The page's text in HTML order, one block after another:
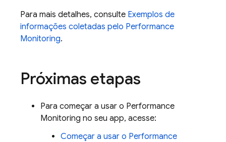
Para mais detalhes, consulte Exemplos de
informações coletadas pelo Performance
Monitoring.
Próximas etapas
Para começar a usar o Performance
Monitoring no seu app, acesse:
Começar a usar o Performance